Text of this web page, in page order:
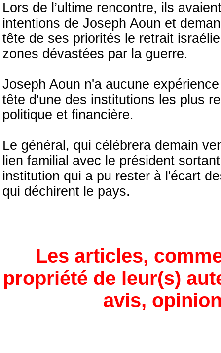
Lors de l’ultime rencontre, ils
intentions de Joseph Aoun et
tête de ses priorités le retrait
zones dévastées par la guerre.
Joseph Aoun n'a aucune
tête d'une des institutions les plus
politique et financière.
Le général, qui célébrera demain
lien familial avec le président
institution qui a pu rester à l'écart
qui déchirent le pays.
Les articles,
propriété de leur(s)
avis,